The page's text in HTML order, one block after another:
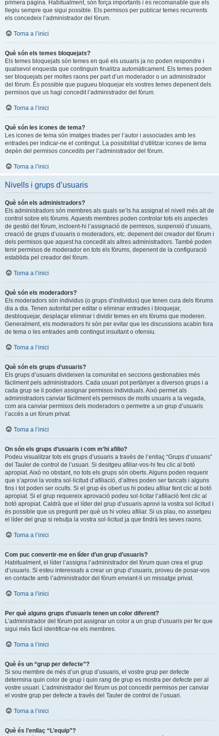
primera pàgina. Habitualment, són força importants i és recomanable que els
llegiu sempre que sigui possible. Els permisos per publicar temes recurrents
els concedeix l’administrador del fòrum.
Torna a l’inici
Què són els temes bloquejats?
Els temes bloquejats són temes en què els usuaris ja no poden respondre i
qualsevol enquesta que continguin finalitza automàticament. Els temes poden
ser bloquejats per moltes raons per part d’un moderador o un administrador
del fòrum. És possible que pugueu bloquejar els vostres temes depenent dels
permisos que us hagi concedit l’administrador del fòrum.
Torna a l’inici
Què són les icones de tema?
Les icones de tema són imatges triades per l’autor i associades amb les
entrades per indicar-ne el contingut. La possibilitat d’utilitzar icones de tema
depèn del permisos concedits per l’administrador del fòrum.
Torna a l’inici
Nivells i grups d’usuaris
Què són els administradors?
Els administradors són membres als quals se’ls ha assignat el nivell més alt de
control sobre els fòrums. Aquests membres poden controlar tots els aspectes
de gestió del fòrum, incloent-hi l’assignació de permisos, suspensió d’usuaris,
creació de grups d’usuaris o moderadors, etc. depenent del creador del fòrum i
dels permisos que aquest ha concedit als altres administradors. També poden
tenir permisos de moderador en tots els fòrums, depenent de la configuració
establida pel creador del fòrum.
Torna a l’inici
Què són els moderadors?
Els moderadors són individus (o grups d’individus) que tenen cura dels fòrums
dia a dia. Tenen autoritat per editar o eliminar entrades i bloquejar,
desbloquejar, desplaçar eliminar i dividir temes en els fòrums que moderen.
Generalment, els moderadors hi són per evitar que les discussions acabin fora
de tema o les entrades amb contingut insultant o ofensiu.
Torna a l’inici
Què són els grups d’usuaris?
Els grups d’usuaris divideixen la comunitat en seccions gestionables més
fàcilment pels administradors. Cada usuari pot pertànyer a diversos grups i a
cada grup se li poden assignar permisos individuals. Això permet als
administradors canviar fàcilment els permisos de molts usuaris a la vegada,
com ara canviar permisos dels moderadors o permetre a un grup d’usuaris
l’accés a un fòrum privat.
Torna a l’inici
On són els grups d’usuaris i com m’hi afilio?
Podeu visualitzar tots els grups d’usuaris a través de l’enllaç “Grups d’usuaris”
del Tauler de control de l’usuari. Si desitgeu afiliar-vos-hi feu clic al botó
apropiat. Això no obstant, no tots els grups són oberts. Alguns poden requerir
que s’aprovi la vostra sol·licitud d’afiliació, d’altres poden ser tancats i alguns
fins i tot poden ser ocults. Si el grup és obert us hi podeu afiliar fent clic al botó
apropiat. Si el grup requereix aprovació podeu sol·licitar l’afiliació fent clic al
botó apropiat. Caldrà que el líder del grup d’usuaris aprovi la vostra sol·licitud i
és possible que us pregunti per què us hi voleu afiliar. Si us plau, no assetgeu
el líder del grup si rebutja la vostra sol·licitud ja que tindrà les seves raons.
Torna a l’inici
Com puc convertir-me en líder d’un grup d’usuaris?
Habitualment, el líder l’assigna l’administrador del fòrum quan crea el grup
d’usuaris. Si esteu interessats a crear un grup d’usuaris, proveu de posar-vos
en contacte amb l’administrador del fòrum enviant-li un missatge privat.
Torna a l’inici
Per què alguns grups d’usuaris tenen un color diferent?
L’administrador del fòrum pot assignar un color a un grup d’usuaris per fer que
sigui més fàcil identificar-ne els membres.
Torna a l’inici
Què és un “grup per defecte”?
Si sou membre de més d’un grup d’usuaris, el vostre grup per defecte
determina quin color de grup i quin rang de grup es mostra per defecte per al
vostre usuari. L’administrador del fòrum us pot concedir permisos per canviar
el vostre grup per defecte a través del Tauler de control de l’usuari.
Torna a l’inici
Què és l’enllaç “L’equip”?